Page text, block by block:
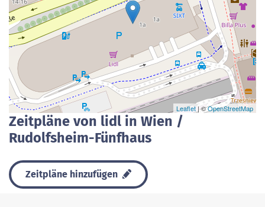
Leaflet | ©OpenStreetMap
Zeitpläne von lidl in Wien /
Rudolfsheim-Fünfhaus
Zeitpläne hinzufügen